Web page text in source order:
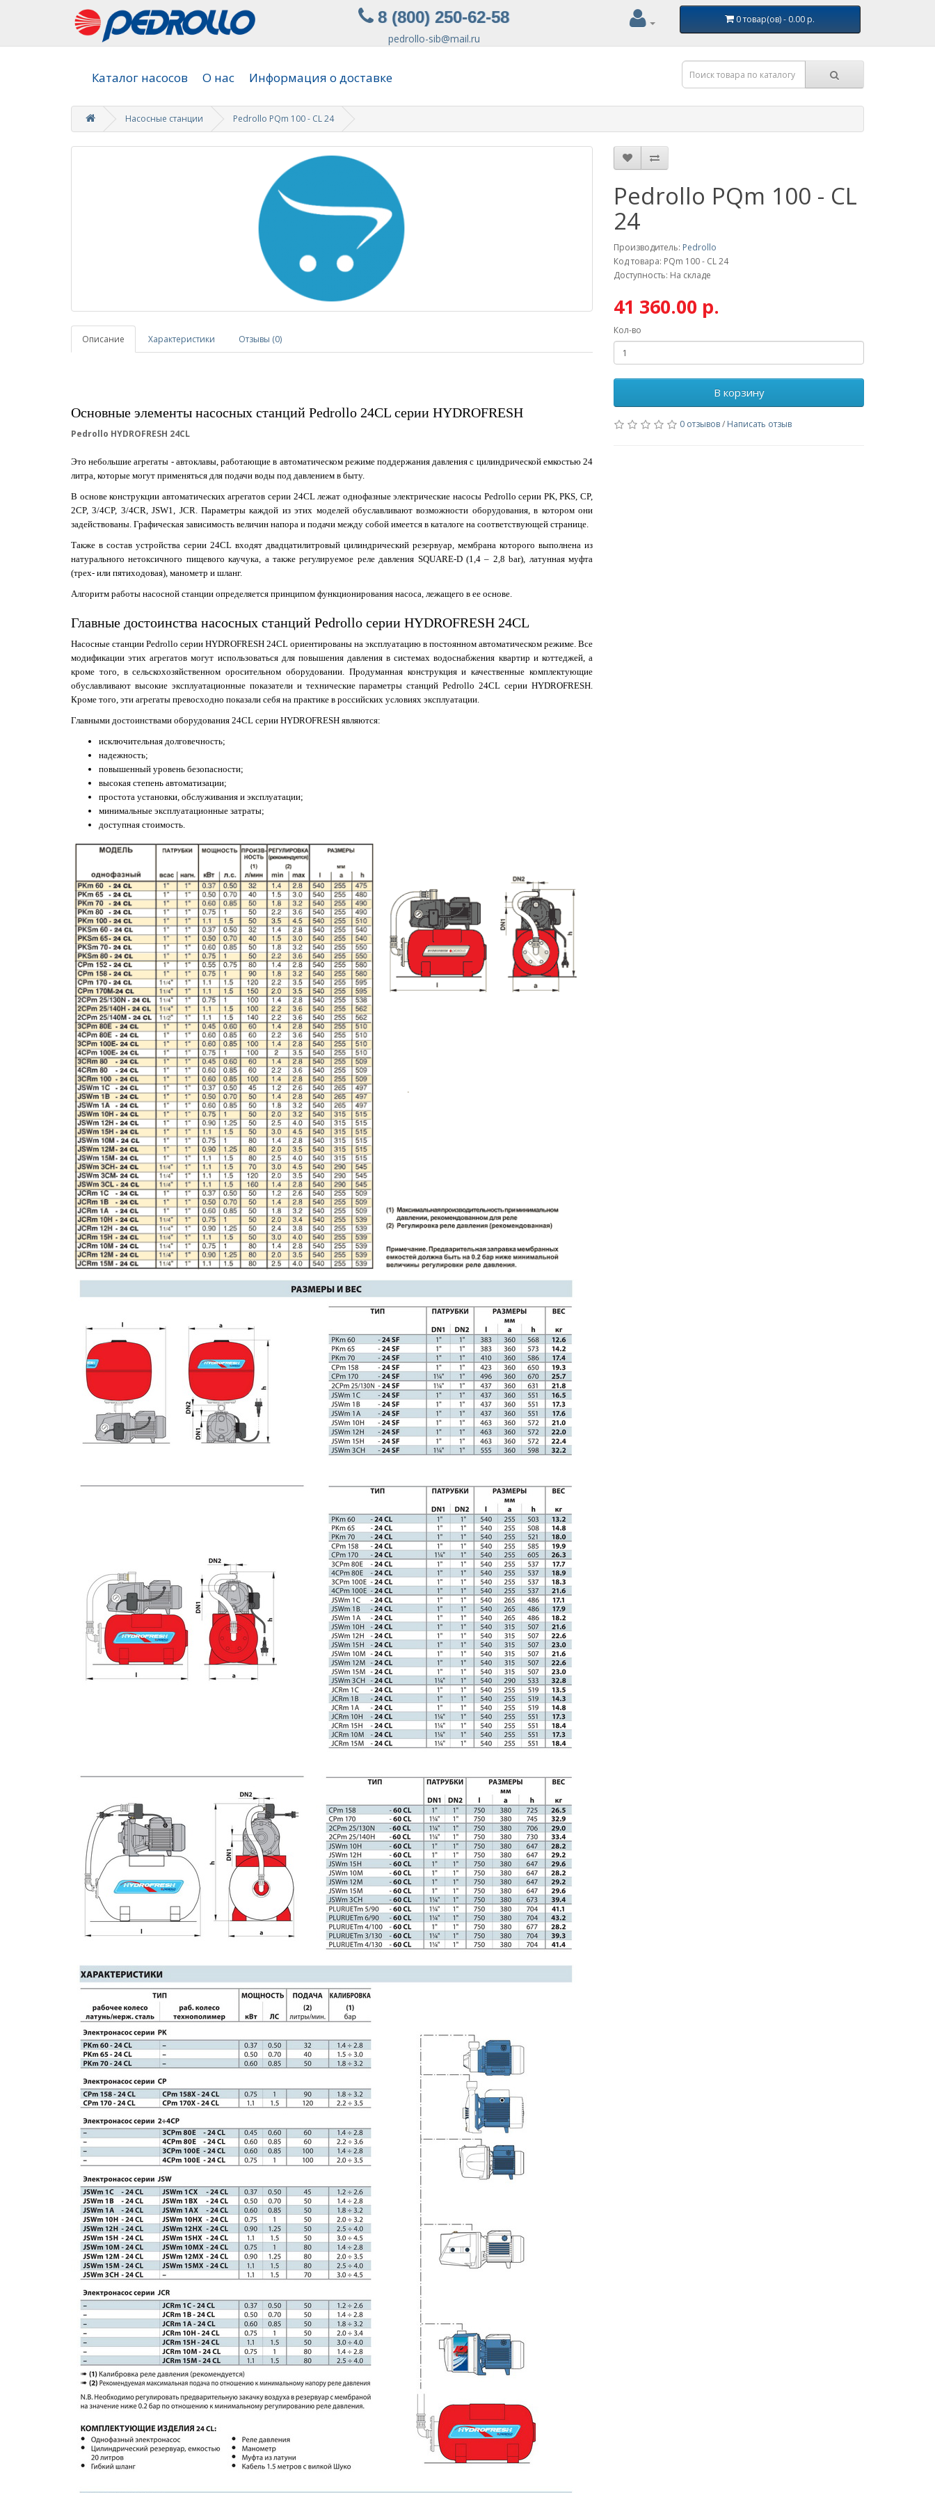
8 (800) 250-62-58
pedrollo-sib@mail.ru
0 товар(ов) - 0.00 р.
Каталог насосов О нас Информация о доставке
Насосные станции Pedrollo PQm 100 - CL 24
Описание Характеристики Отзывы (0)
Основные элементы насосных станций Pedrollo 24CL серии HYDROFRESH
Pedrollo HYDROFRESH 24CL
Это небольшие агрегаты - автоклавы, работающие в автоматическом режиме поддержания давления с цилиндрической емкостью 24
литра, которые могут применяться для подачи воды под давлением в быту.
В основе конструкции автоматических агрегатов серии 24CL лежат однофазные электрические насосы Pedrollo серии PK, PKS, CP,
2CP, 3/4CP, 3/4CR, JSW1, JCR. Параметры каждой из этих моделей обуславливают возможности оборудования, в котором они
задействованы. Графическая зависимость величин напора и подачи между собой имеется в каталоге на соответствующей странице.
Также в состав устройства серии 24CL входят двадцатилитровый цилиндрический резервуар, мембрана которого выполнена из
натурального нетоксичного пищевого каучука, а также регулируемое реле давления SQUARE-D (1,4 – 2,8 bar), латунная муфта
(трех- или пятиходовая), манометр и шланг.
Алгоритм работы насосной станции определяется принципом функционирования насоса, лежащего в ее основе.
Главные достоинства насосных станций Pedrollo серии HYDROFRESH 24CL
Насосные станции Pedrollo серии HYDROFRESH 24CL ориентированы на эксплуатацию в постоянном автоматическом режиме. Все
модификации этих агрегатов могут использоваться для повышения давления в системах водоснабжения квартир и коттеджей, а
кроме того, в сельскохозяйственном оросительном оборудовании. Продуманная конструкция и качественные комплектующие
обуславливают высокие эксплуатационные показатели и технические параметры станций Pedrollo 24CL серии HYDROFRESH.
Кроме того, эти агрегаты превосходно показали себя на практике в российских условиях эксплуатации.
Главными достоинствами оборудования 24CL серии HYDROFRESH являются:
исключительная долговечность;
надежность;
повышенный уровень безопасности;
высокая степень автоматизации;
простота установки, обслуживания и эксплуатации;
минимальные эксплуатационные затраты;
доступная стоимость.
Pedrollo PQm 100 - CL
24
Производитель: Pedrollo
Код товара: PQm 100 - CL 24
Доступность: На складе
41 360.00 р.
Кол-во
В корзину
0 отзывов/ Написать отзыв